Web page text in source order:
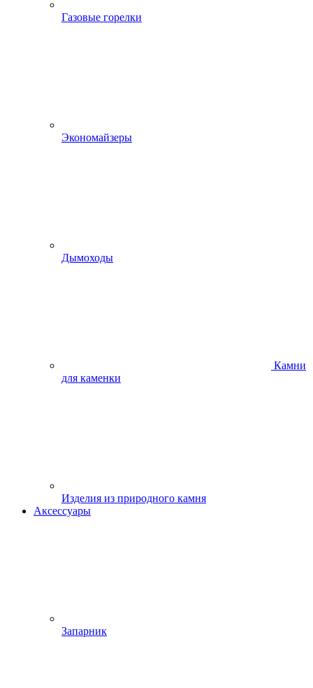
Газовые горелки
Экономайзеры
Дымоходы
Камни
для каменки
Изделия из природного камня
Аксессуары
Запарник